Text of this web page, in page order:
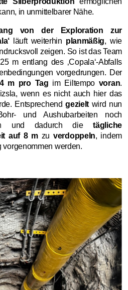
in unmittelbarer Nähe.
von der Exploration zur
läuft weiterhin planmäßig, wie
zeigen. So ist das Team
m entlang des ‚Copala‘-Abfalls
vorgedrungen. Der
m pro Tag im Eiltempo voran.
wenn es nicht auch hier das
Entsprechendgezielt wird nun
und Aushubarbeiten noch
und dadurch dietägliche
auf 8 m zu verdoppeln, indem
vorgenommen werden.